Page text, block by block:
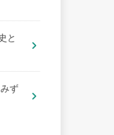
と
ず